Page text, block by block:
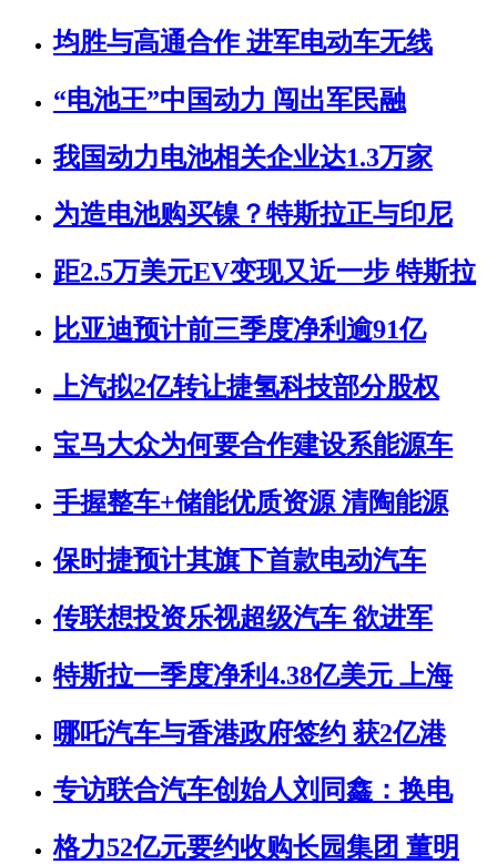
均胜与高通合作 进军电动车无线
“电池王”中国动力 闯出军民融
我国动力电池相关企业达1.3万家
为造电池购买镍？特斯拉正与印尼
距2.5万美元EV变现又近一步 特斯拉
比亚迪预计前三季度净利逾91亿
上汽拟2亿转让捷氢科技部分股权
宝马大众为何要合作建设系能源车
手握整车+储能优质资源 清陶能源
保时捷预计其旗下首款电动汽车
传联想投资乐视超级汽车 欲进军
特斯拉一季度净利4.38亿美元 上海
哪吒汽车与香港政府签约 获2亿港
专访联合汽车创始人刘同鑫：换电
格力52亿元要约收购长园集团 董明